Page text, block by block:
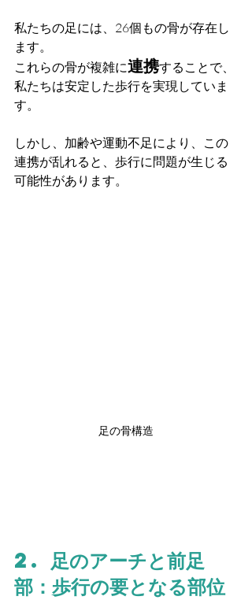
私たちの足には、26個もの骨が存在し
ます。
これらの骨が複雑に連携することで、
私たちは安定した歩行を実現していま
す。
しかし、加齢や運動不足により、この
連携が乱れると、歩行に問題が生じる
可能性があります。
足の骨構造
2. 足のアーチと前足
部：歩行の要となる部位